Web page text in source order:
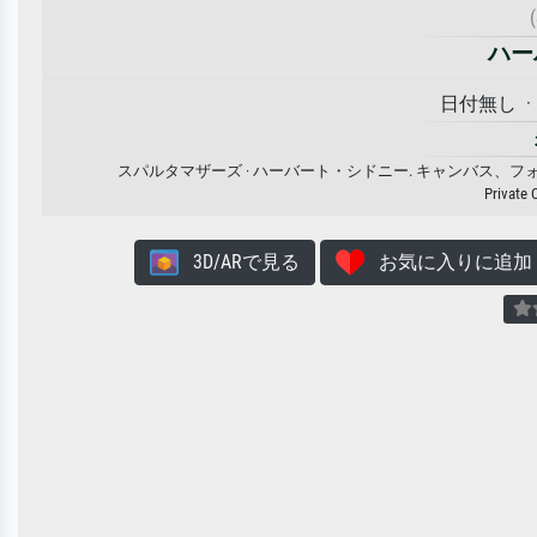
ハ
日付無し ·
スパルタマザーズ · ハーバート・シドニー. キャンバス、
Private
3D/ARで見る お気に入りに追加